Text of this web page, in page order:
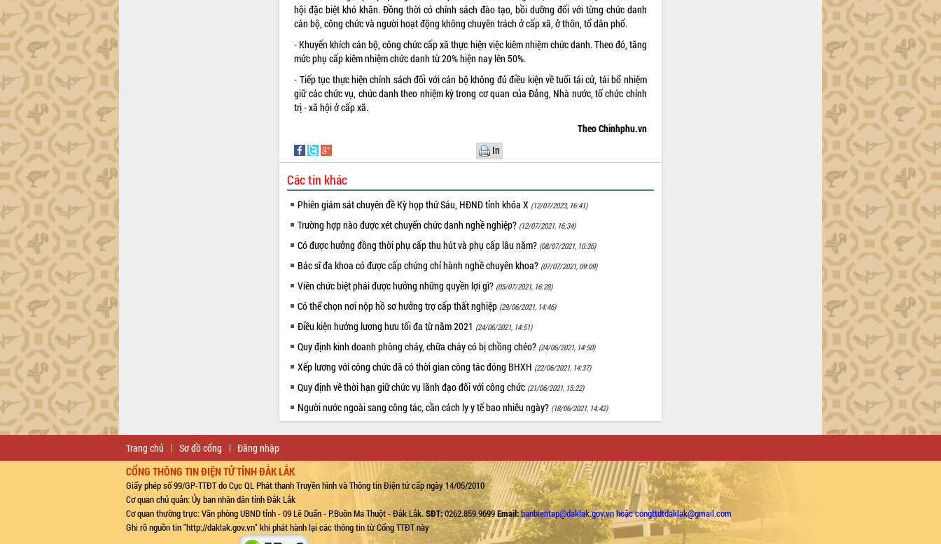
hội đặc biệt khó khăn. Đồng thời có chính sách đào tạo, bồi dưỡng đối với từng chức danh
cán bộ, công chức và người hoạt động không chuyên trách ở cấp xã, ở thôn, tổ dân phố.
- Khuyến khích cán bộ, công chức cấp xã thực hiện việc kiêm nhiệm chức danh. Theo đó, tăng
mức phụ cấp kiêm nhiệm chức danh từ 20% hiện nay lên 50%.
- Tiếp tục thực hiện chính sách đối với cán bộ không đủ điều kiện về tuổi tái cử, tái bổ nhiệm
giữ các chức vụ, chức danh theo nhiệm kỳ trong cơ quan của Đảng, Nhà nước, tổ chức chính
trị - xã hội ở cấp xã.
Theo Chinhphu.vn
In
Các tin khác
Phiên giám sát chuyên đề Kỳ họp thứ Sáu, HĐND tỉnh khóa X (12/07/2023, 16:41)
Trường hợp nào được xét chuyển chức danh nghề nghiệp? (12/07/2021, 16:34)
Có được hưởng đồng thời phụ cấp thu hút và phụ cấp lâu năm? (08/07/2021, 10:36)
Bác sĩ đa khoa có được cấp chứng chỉ hành nghề chuyên khoa? (07/07/2021, 09:09)
Viên chức biệt phái được hưởng những quyền lợi gì? (05/07/2021, 16:28)
Có thể chọn nơi nộp hồ sơ hưởng trợ cấp thất nghiệp (29/06/2021, 14:46)
Điều kiện hưởng lương hưu tối đa từ năm 2021 (24/06/2021, 14:51)
Quy định kinh doanh phòng cháy, chữa cháy có bị chồng chéo? (24/06/2021, 14:50)
Xếp lương với công chức đã có thời gian công tác đóng BHXH (22/06/2021, 14:37)
Quy định về thời hạn giữ chức vụ lãnh đạo đối với công chức (21/06/2021, 15:22)
Người nước ngoài sang công tác, cần cách ly y tế bao nhiêu ngày? (18/06/2021, 14:42)
Trang chủ Sơ đồ cổng Đăng nhập
CỔNG THÔNG TIN ĐIỆN TỬ TỈNH ĐẮK LẮK
Giấy phép số 99/GP-TTĐT do Cục QL Phát thanh Truyền hình và Thông tin Điện tử cấp ngày 14/05/2010
Cơ quan chủ quản: Ủy ban nhân dân tỉnh Đắk Lắk
Cơ quan thường trực: Văn phòng UBND tỉnh - 09 Lê Duẩn - P.Buôn Ma Thuột - Đắk Lắk.SĐT:0262.859.9699Email:banbientap@daklak.gov.vn hoặc congttdtdaklak@gmail.com
Ghi rõ nguồn tin "http://daklak.gov.vn" khi phát hành lại các thông tin từ Cổng TTĐT này